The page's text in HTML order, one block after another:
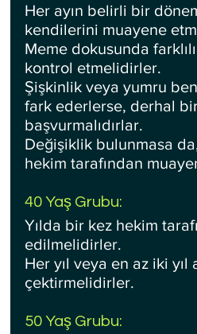
Her ayın belirli bir
kendilerini muayene
Meme dokusunda
kontrol etmelidirler.
Şişkinlik veya yumru
fark ederlerse, derhal
başvurmalıdırlar.
Değişiklik bulunmasa
hekim tarafından
40 Yaş Grubu:
Yılda bir kez hekim
edilmelidirler.
Her yıl veya en az iki
çektirmelidirler.
50 Yaş Grubu: